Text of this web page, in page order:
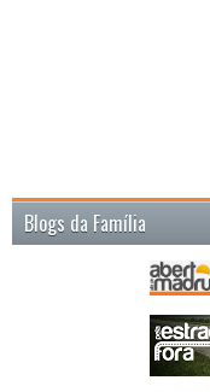
Blogs da Família